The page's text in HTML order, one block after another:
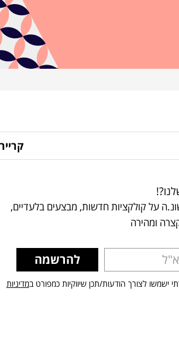
על קולקציות חדשות, מבצעים בלעדיים,
ומהירה
להרשמה
ישמשו לצורך הודעות/תכן שיווקיות כמפורט במדיניות